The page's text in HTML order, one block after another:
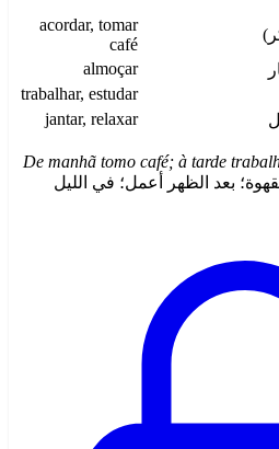
acordar, tomar
café
almoçar
trabalhar, estudar
jantar, relaxar
"De manhã tomo café; à tarde
بعد الظهر أعمل؛ في الليل